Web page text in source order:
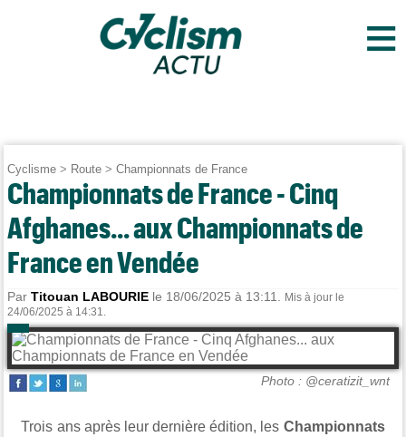
≡
Cyclisme > Route >Championnats de France
Championnats de France - Cinq
Afghanes... aux Championnats de
France en Vendée
ParTitouan LABOURIE le 18/06/2025 à 13:11.
Mis à jour le
24/06/2025 à 14:31.
Photo : @ceratizit_wnt
Trois ans après leur dernière édition, les Championnats